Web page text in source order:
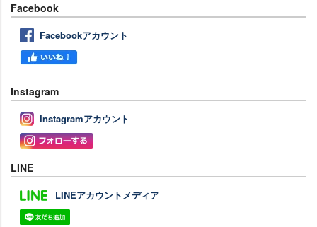
Facebook
Facebookアカウント
Instagram
Instagramアカウント
LINE
LINEアカウントメディア